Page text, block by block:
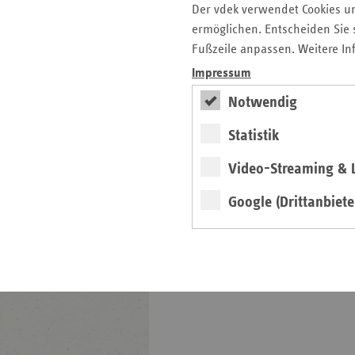
Der vdek verwendet Cookies
ermöglichen. Entscheiden
Fußzeile anpassen. Weitere
Impressum
Notwendig
Statistik
Video-Streaming &
Google
Basisdaten 2025-2026
Broschüre